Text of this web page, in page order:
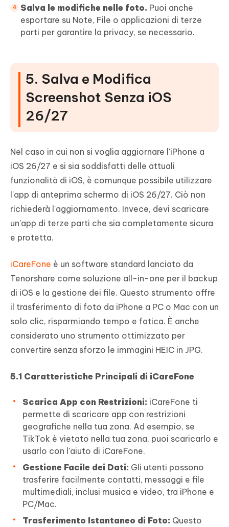
Salva le modifiche nelle foto. Puoi anche
esportare su Note, File o applicazioni di terze
parti per garantire la privacy, se necessario.
5. Salva e Modifica
Screenshot Senza iOS
26/27
Nel caso in cui non si voglia aggiornare l'iPhone a
iOS 26/27 e si sia soddisfatti delle attuali
funzionalità di iOS, è comunque possibile utilizzare
l'app di anteprima schermo di iOS 26/27. Ciò non
richiederà l'aggiornamento. Invece, devi scaricare
un'app di terze parti che sia completamente sicura
e protetta.
iCareFone è un software standard lanciato da
Tenorshare come soluzione all-in-one per il backup
di iOS e la gestione dei file. Questo strumento offre
il trasferimento di foto da iPhone a PC o Mac con un
solo clic, risparmiando tempo e fatica. È anche
considerato uno strumento ottimizzato per
convertire senza sforzo le immagini HEIC in JPG.
5.1 Caratteristiche Principali di iCareFone
Scarica App con Restrizioni: iCareFone ti
permette di scaricare app con restrizioni
geografiche nella tua zona. Ad esempio, se
TikTok è vietato nella tua zona, puoi scaricarlo e
usarlo con l'aiuto di iCareFone.
Gestione Facile dei Dati: Gli utenti possono
trasferire facilmente contatti, messaggi e file
multimediali, inclusi musica e video, tra iPhone e
PC/Mac.
Trasferimento Istantaneo di Foto: Questo